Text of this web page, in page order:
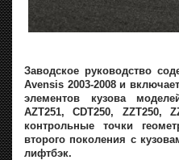
Заводское руководство
Avensis 2003-2008 и
элементов кузова
AZT251, CDT250, ZZT250,
контрольные точки
второго поколения с
лифтбэк.